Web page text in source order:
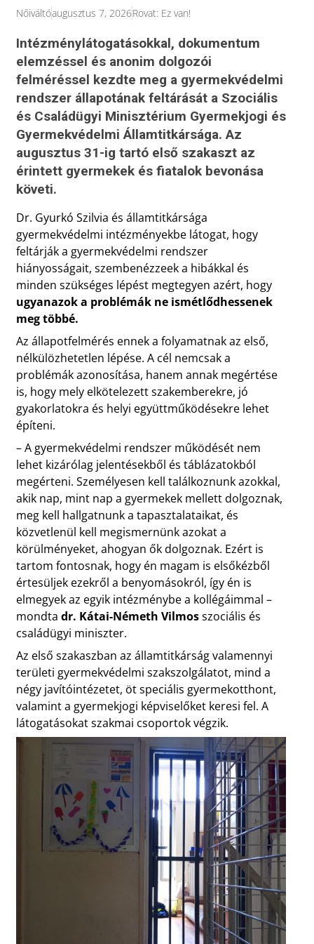
Nőiváltóaugusztus 7, 2026Rovat: Ez van!
Intézménylátogatásokkal, dokumentum
elemzéssel és anonim dolgozói
felméréssel kezdte meg a gyermekvédelmi
rendszer állapotának feltárását a Szociális
és Családügyi Minisztérium Gyermekjogi és
Gyermekvédelmi Államtitkársága. Az
augusztus 31-ig tartó első szakaszt az
érintett gyermekek és fiatalok bevonása
követi.
Dr. Gyurkó Szilvia és államtitkársága
gyermekvédelmi intézményekbe látogat, hogy
feltárják a gyermekvédelmi rendszer
hiányosságait, szembenézzeek a hibákkal és
minden szükséges lépést megtegyen azért, hogy
ugyanazok a problémák ne ismétlődhessenek
meg többé.
Az állapotfelmérés ennek a folyamatnak az első,
nélkülözhetetlen lépése. A cél nemcsak a
problémák azonosítása, hanem annak megértése
is, hogy mely elkötelezett szakemberekre, jó
gyakorlatokra és helyi együttműködésekre lehet
építeni.
– A gyermekvédelmi rendszer működését nem
lehet kizárólag jelentésekből és táblázatokból
megérteni. Személyesen kell találkoznunk azokkal,
akik nap, mint nap a gyermekek mellett dolgoznak,
meg kell hallgatnunk a tapasztalataikat, és
közvetlenül kell megismernünk azokat a
körülményeket, ahogyan ők dolgoznak. Ezért is
tartom fontosnak, hogy én magam is elsőkézből
értesüljek ezekről a benyomásokról, így én is
elmegyek az egyik intézménybe a kollégáimmal –
mondta dr. Kátai-Németh Vilmosszociális és
családügyi miniszter.
Az első szakaszban az államtitkárság valamennyi
területi gyermekvédelmi szakszolgálatot, mind a
négy javítóintézetet, öt speciális gyermekotthont,
valamint a gyermekjogi képviselőket keresi fel. A
látogatásokat szakmai csoportok végzik.